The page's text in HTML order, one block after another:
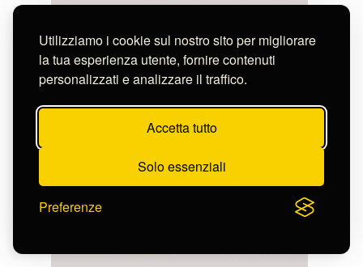
Utilizziamo i cookie sul nostro sito per migliorare
la tua esperienza utente, fornire contenuti
personalizzati e analizzare il traffico.
Accetta tutto
Solo essenziali
Preferenze
Anonimo
FAUNO E NINFA